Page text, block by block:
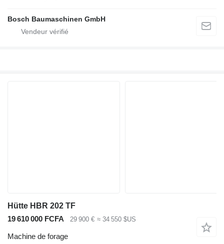
Bosch Baumaschinen GmbH
Hütte HBR 202 TF
19 610 000 FCFA
29 900 € ≈ 34 550 $US
Machine de forage